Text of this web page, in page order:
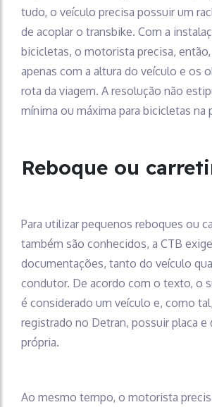
tudo, o veículo precisa possuir um
de acoplar o transbike. Com a
bicicletas, o motorista precisa,
apenas com a altura do veículo e os
rota da viagem. A resolução não
mínima ou máxima para bicicletas na
Reboque ou
Para utilizar pequenos reboques ou
também são conhecidos, a CTB
documentações, tanto do veículo
condutor. De acordo com o texto, o
é considerado um veículo e, como
registrado no Detran, possuir placa e
própria.
Ao mesmo tempo, o motorista